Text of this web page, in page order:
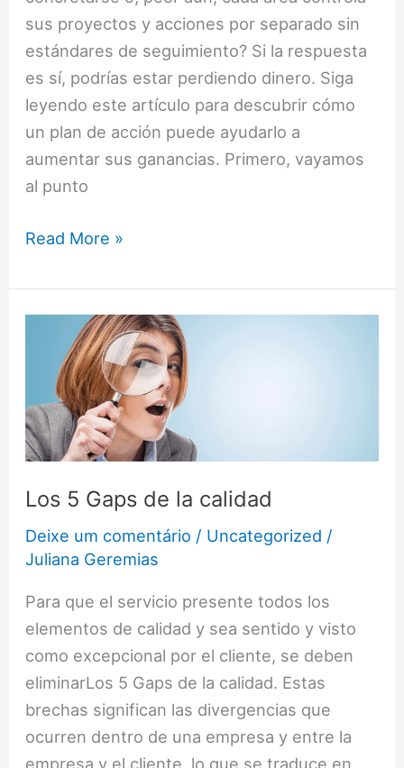
sus proyectos y acciones por separado sin
estándares de seguimiento? Si la respuesta
es sí, podrías estar perdiendo dinero. Siga
leyendo este artículo para descubrir cómo
un plan de acción puede ayudarlo a
aumentar sus ganancias. Primero, vayamos
al punto
Read More »
Los 5 Gaps de la calidad
Deixe um comentário / Uncategorized /
Juliana Geremias
Para que el servicio presente todos los
elementos de calidad y sea sentido y visto
como excepcional por el cliente, se deben
eliminarLos 5 Gaps de la calidad. Estas
brechas significan las divergencias que
ocurren dentro de una empresa y entre la
empresa y el cliente, lo que se traduce en
Gaps
de
la
calidad